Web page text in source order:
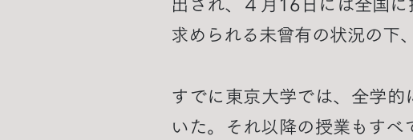
求められる未曾有の状況の下
すでに東京大学では、全学
いた。それ以降の授業もすべ